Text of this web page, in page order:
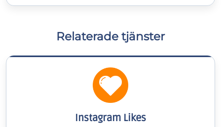
Relaterade tjänster
Instagram Likes